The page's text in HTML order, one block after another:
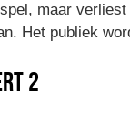
maar
Het publiek
2